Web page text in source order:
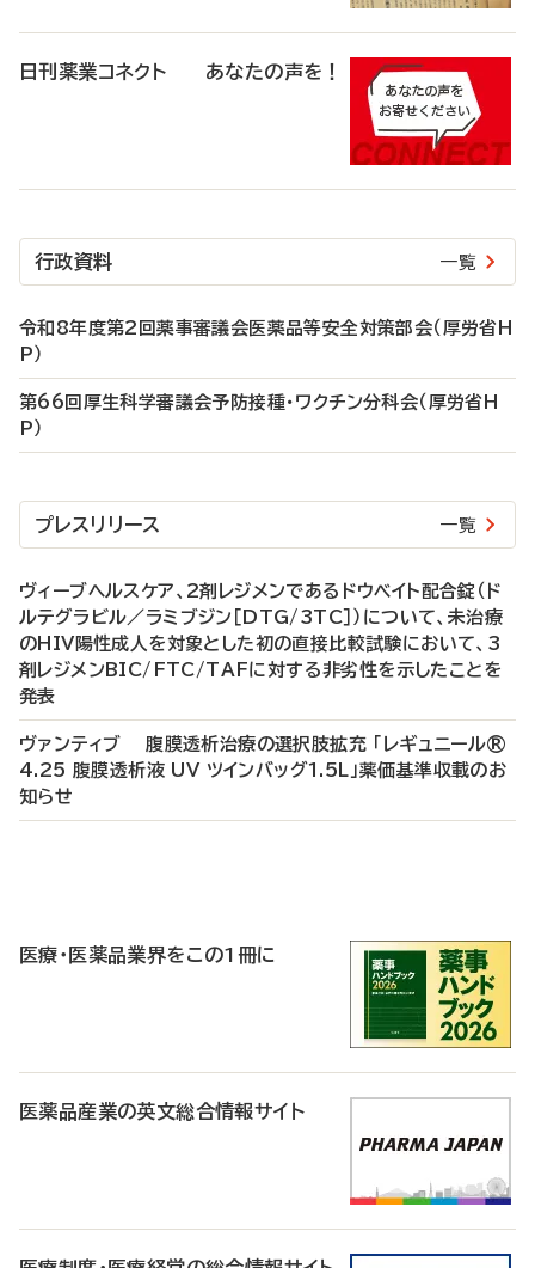
日刊薬業コネクト あなたの声を！
行政資料 一覧
令和8年度第2回薬事審議会医薬品等安全対策部会（厚労省H
P）
第66回厚生科学審議会予防接種・ワクチン分科会（厚労省H
P）
プレスリリース 一覧
ヴィーブヘルスケア、2剤レジメンであるドウベイト配合錠（ド
ルテグラビル／ラミブジン［DTG/3TC］）について、未治療
のHIV陽性成人を対象とした初の直接比較試験において、3
剤レジメンBIC/FTC/TAFに対する非劣性を示したことを
発表
ヴァンティブ 腹膜透析治療の選択肢拡充 「レギュニール®
4.25 腹膜透析液 UV ツインバッグ1.5L」薬価基準収載のお
知らせ
医療・医薬品業界をこの1冊に
医薬品産業の英文総合情報サイト